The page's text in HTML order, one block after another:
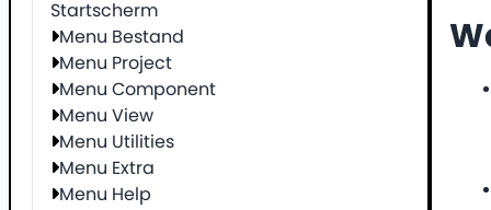
Startscherm
Menu Bestand
Menu Project
Menu Component
Menu View
Menu Utilities
Menu Extra
Menu Help